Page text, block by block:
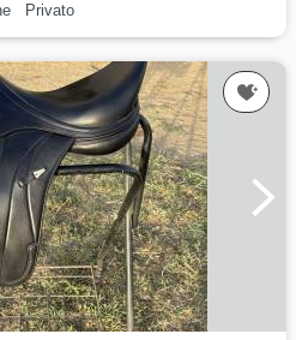
Privato